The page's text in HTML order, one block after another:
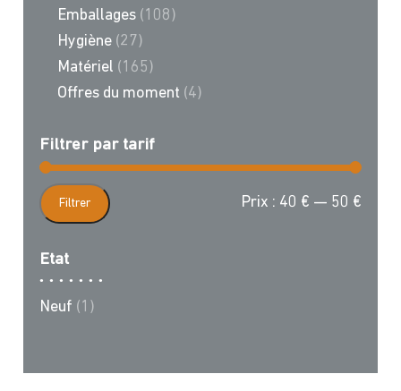
Emballages (108)
Hygiène (27)
Matériel (165)
Offres du moment (4)
Filtrer par tarif
Filtrer Prix : 40 € — 50 €
Etat
Neuf (1)